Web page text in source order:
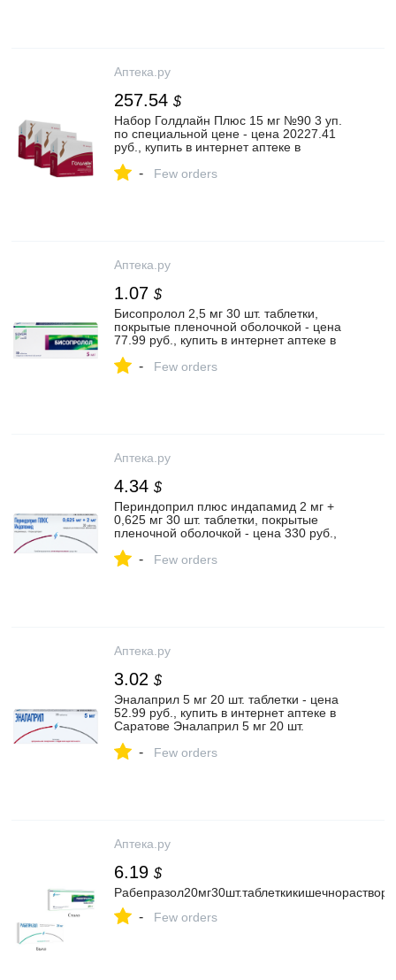
Аптека.ру
257.54 $
Набор Голдлайн Плюс 15 мг №90 3 уп.
по специальной цене - цена 20227.41
руб., купить в интернет аптеке в
№90 3 уп. по специальной цене,
- Few orders
Аптека.ру
1.07 $
Бисопролол 2,5 мг 30 шт. таблетки,
покрытые пленочной оболочкой - цена
77.99 руб., купить в интернет аптеке в
таблетки, покрытые пленочной
- Few orders
Аптека.ру
4.34 $
Периндоприл плюс индапамид 2 мг +
0,625 мг 30 шт. таблетки, покрытые
пленочной оболочкой - цена 330 руб.,
Периндоприл плюс индапамид 2 мг +
- Few orders
Аптека.ру
3.02 $
Эналаприл 5 мг 20 шт. таблетки - цена
52.99 руб., купить в интернет аптеке в
Саратове Эналаприл 5 мг 20 шт.
- Few orders
Аптека.ру
6.19 $
- Few orders